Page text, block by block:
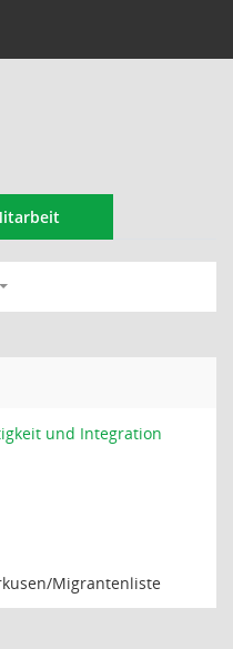
und Integration
Migrantenliste